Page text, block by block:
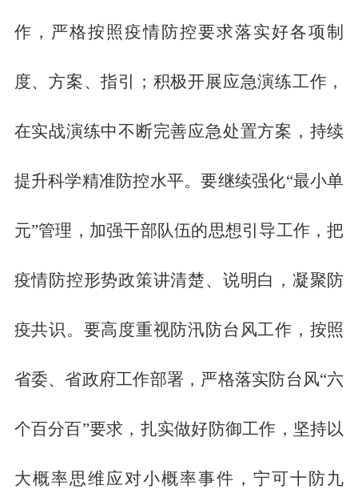
作，严格按照疫情防控要求落实好各项制
度、方案、指引；积极开展应急演练工作，
在实战演练中不断完善应急处置方案，持续
提升科学精准防控水平。要继续强化“最小单
元”管理，加强干部队伍的思想引导工作，把
疫情防控形势政策讲清楚、说明白，凝聚防
疫共识。要高度重视防汛防台风工作，按照
省委、省政府工作部署，严格落实防台风“六
个百分百”要求，扎实做好防御工作，坚持以
大概率思维应对小概率事件，宁可十防九